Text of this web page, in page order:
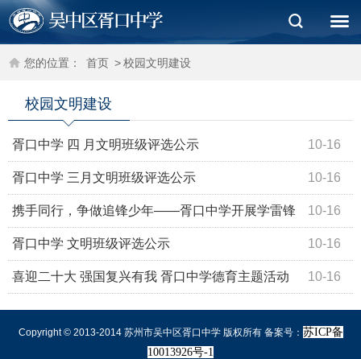
您的位置： 首页 >校园文明建设
校园文明建设
10-16
胥口中学 四 月文明班级评选公示
10-16
胥口中学 三月文明班级评选公示
10-16
携手同行，争做追锋少年——胥口中学开展学雷锋
系列德育活动 10-16
胥口中学 文明班级评选公示
10-16
喜迎二十大 强国复兴有我 胥口中学德育主题活动
展
Copyright © 2013-2014 苏州市吴中区胥口中学 版权所有 备案号： 苏ICP备
10013926号-1